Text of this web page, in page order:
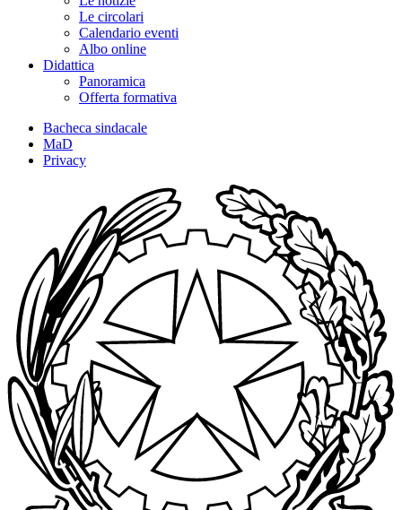
Le circolari
Calendario eventi
Albo online
Didattica
Panoramica
Offerta formativa
Bacheca sindacale
MaD
Privacy